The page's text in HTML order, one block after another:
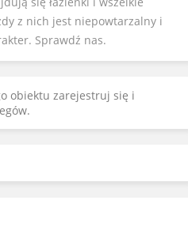
z nich jest niepowtarzalny i
Sprawdź nas.
obiektu zarejestruj się i